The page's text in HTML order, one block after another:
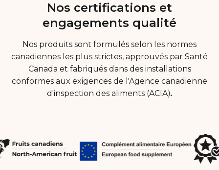
Nos certifications et
engagements qualité
Nos produits sont formulés selon les normes
canadiennes les plus strictes, approuvés par Santé
Canada et fabriqués dans des installations
conformes aux exigences de l'Agence canadienne
d'inspection des aliments (ACIA).